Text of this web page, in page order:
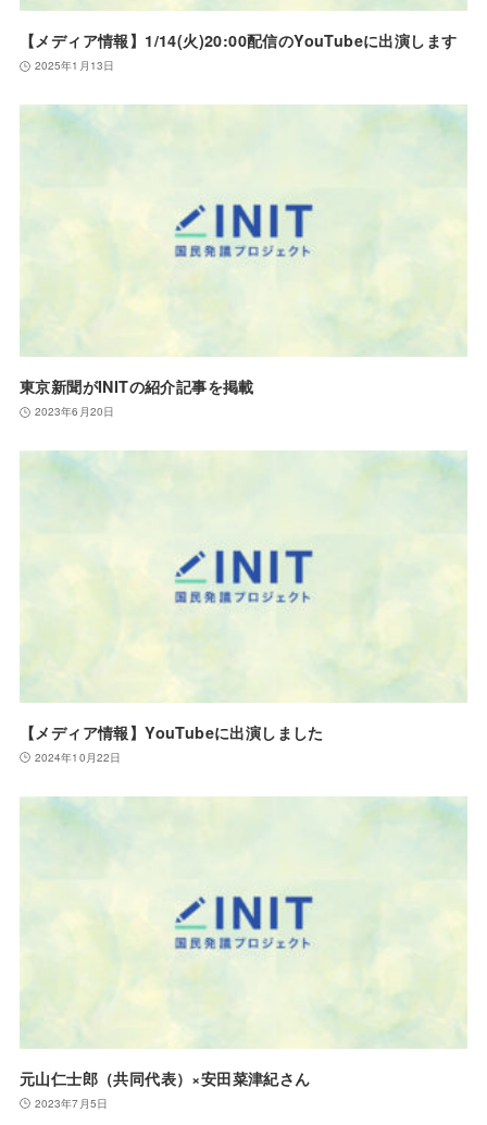
【メディア情報】1/14(火)20:00配信のYouTubeに出演します
2025年1月13日
東京新聞がINITの紹介記事を掲載
2023年6月20日
【メディア情報】YouTubeに出演しました
2024年10月22日
元山仁士郎（共同代表）×安田菜津紀さん
2023年7月5日